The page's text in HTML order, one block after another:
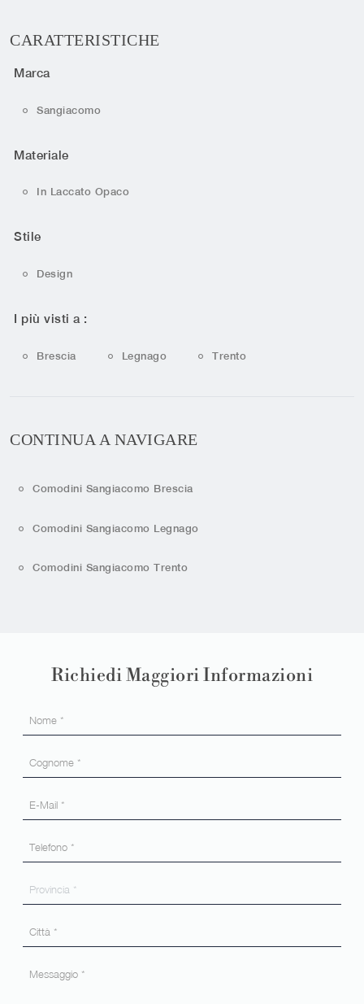
CARATTERISTICHE
Marca
Sangiacomo
Materiale
In Laccato Opaco
Stile
Design
I più visti a :
Brescia Legnago Trento
CONTINUA A NAVIGARE
Comodini Sangiacomo Brescia
Comodini Sangiacomo Legnago
Comodini Sangiacomo Trento
Richiedi Maggiori Informazioni